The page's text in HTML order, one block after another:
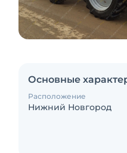
Основные
Расположение
Нижний Новгород